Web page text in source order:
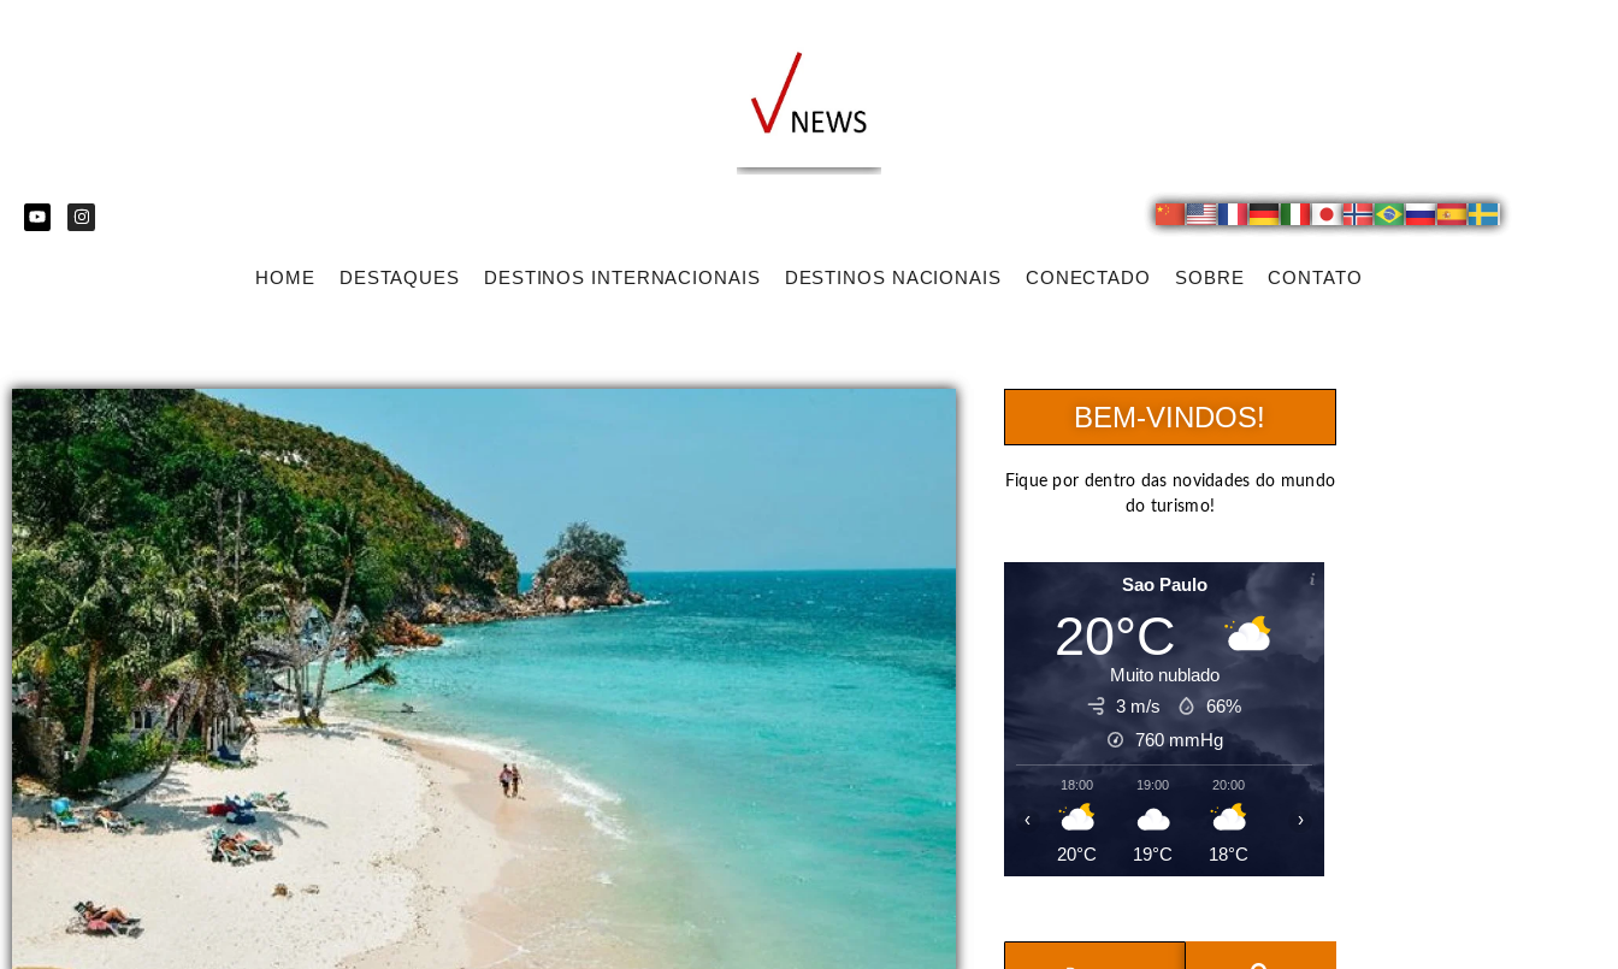
HOME DESTAQUES DESTINOS INTERNACIONAIS DESTINOS NACIONAIS CONECTADO SOBRE CONTATO
BEM-VINDOS!
Fique por dentro das novidades do mundo
do turismo!
Sao Paulo
20°C
Muito nublado
3 m/s
66%
760 mmHg
18:00
20°C
19:00
19°C
20:00
18°C
21:00
‹ ›